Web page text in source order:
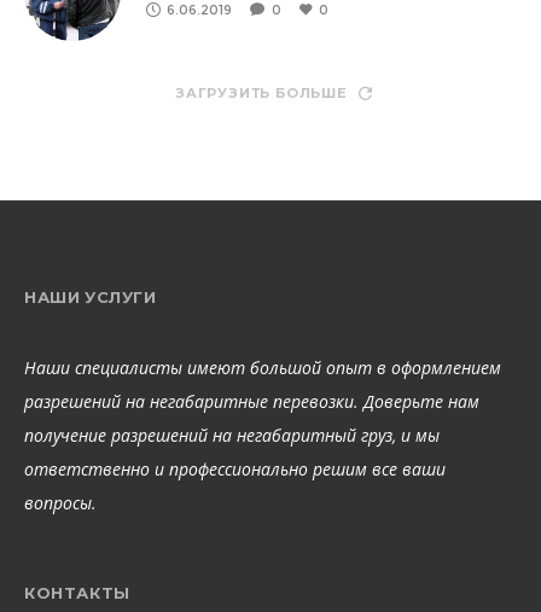
6.06.2019 0 0
ЗАГРУЗИТЬ БОЛЬШЕ
НАШИ УСЛУГИ
Наши специалисты имеют большой опыт в оформлением
разрешений на негабаритные перевозки. Доверьте нам
получение разрешений на негабаритный груз, и мы
ответственно и профессионально решим все ваши
вопросы.
КОНТАКТЫ